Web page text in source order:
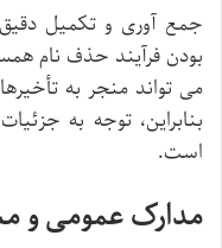
جمع آوری و تکمیل
بودن فرآیند حذف نام
می تواند منجر به
بنابراین، توجه به
است.
مدارک عمومی و